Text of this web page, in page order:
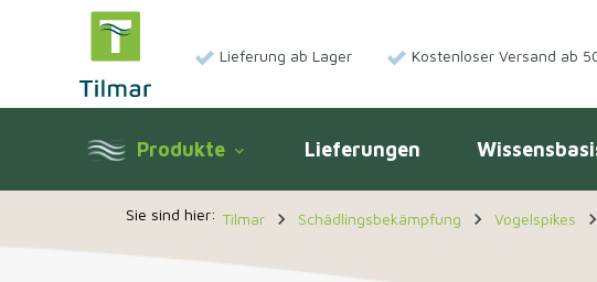
Lieferung ab Lager Kostenloser Versand ab
Produkte keyboard_arrow_down Lieferungen
Tilmar navigate_next Schädlingsbekämpfung navigate_next Vogelspikes navigate_next